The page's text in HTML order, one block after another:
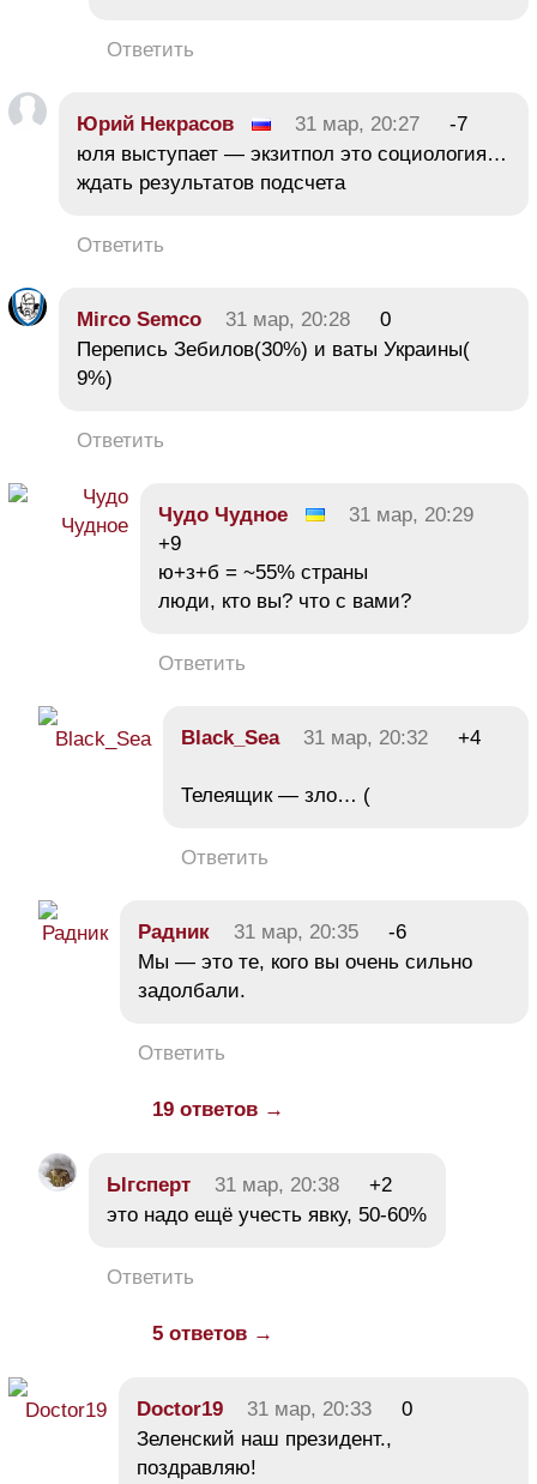
Ответить
Юрий Некрасов 31 мар, 20:27
-7
юля выступает — экзитпол это социология…
ждать результатов подсчета
Ответить
Mirco Semco 31 мар, 20:28
0
Перепись Зебилов(30%) и ваты Украины(
9%)
Ответить
Чудо Чудное
31 мар, 20:29
+9
ю+з+б = ~55% страны
люди, кто вы? что с вами?
Ответить
Black_Sea 31 мар, 20:32 +4
Телеящик — зло… (
Ответить
Радник 31 мар, 20:35
-6
Мы — это те, кого вы очень сильно
задолбали.
Ответить
19 ответов →
Ыгсперт 31 мар, 20:38
+2
это надо ещё учесть явку, 50-60%
Ответить
5 ответов →
Doctor19 31 мар, 20:33
0
Зеленский наш президент.,
поздравляю!